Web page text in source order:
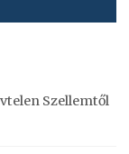
Szellemtől